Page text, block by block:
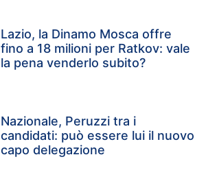
Lazio, la Dinamo Mosca offre
fino a 18 milioni per Ratkov: vale
la pena venderlo subito?
Nazionale, Peruzzi tra i
candidati: può essere lui il nuovo
capo delegazione